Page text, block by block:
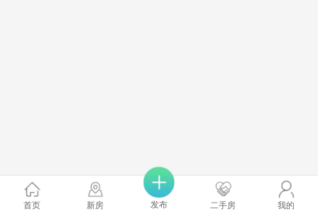
首页 新房 发布 二手房 我的